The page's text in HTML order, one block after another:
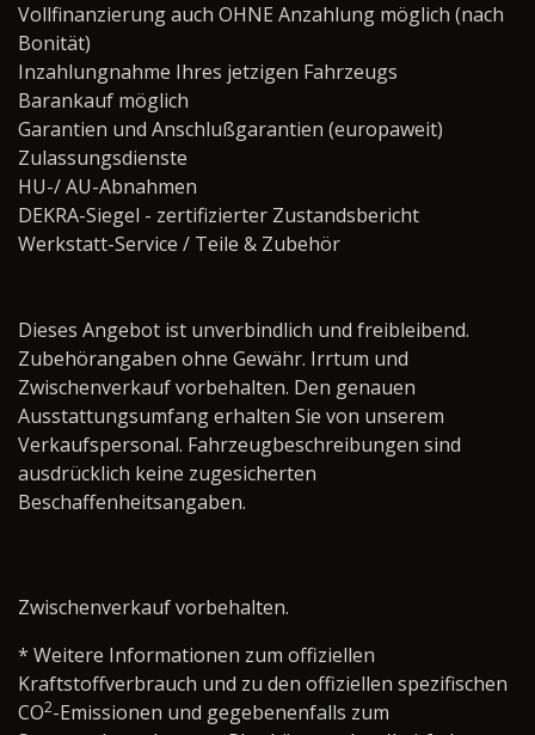
Vollfinanzierung auch OHNE Anzahlung möglich (nach
Bonität)
Inzahlungnahme Ihres jetzigen Fahrzeugs
Barankauf möglich
Garantien und Anschlußgarantien (europaweit)
Zulassungsdienste
HU-/ AU-Abnahmen
DEKRA-Siegel - zertifizierter Zustandsbericht
Werkstatt-Service / Teile & Zubehör ­­­­­­­­­­­­­­­­
Dieses Angebot ist unverbindlich und freibleibend.
Zubehörangaben ohne Gewähr. Irrtum und
Zwischenverkauf vorbehalten. Den genauen
Ausstattungsumfang erhalten Sie von unserem
Verkaufspersonal. Fahrzeugbeschreibungen sind
ausdrücklich keine zugesicherten
Beschaffenheitsangaben.
Zwischenverkauf vorbehalten.
* Weitere Informationen zum offiziellen
Kraftstoffverbrauch und zu den offiziellen spezifischen
CO2-Emissionen und gegebenenfalls zum